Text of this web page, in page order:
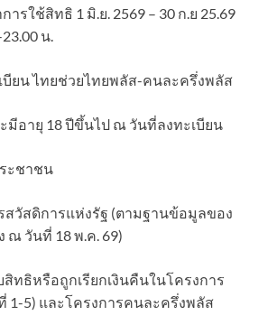
ารใช้สิทธิ 1 มิ.ย. 2569 – 30 ก.ย 25.69
น.
ยน ไทยช่วยไทยพลัส-คนละครึ่งพลัส
อายุ 18 ปีขึ้นไป ณ วันที่ลงทะเบียน
ะชาชน
สวัสดิการแห่งรัฐ (ตามฐานข้อมูลของ
ณ วันที่ 18 พ.ค. 69)
ทธิหรือถูกเรียกเงินคืนในโครงการ
1-5) และโครงการคนละครึ่งพลัส